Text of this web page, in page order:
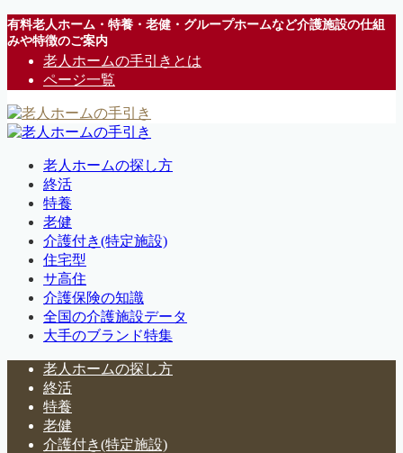
有料老人ホーム・特養・老健・グループホームなど介護施設の仕組
みや特徴のご案内
老人ホームの手引きとは
ページ一覧
老人ホームの探し方
終活
特養
老健
介護付き(特定施設)
住宅型
サ高住
介護保険の知識
全国の介護施設データ
大手のブランド特集
老人ホームの探し方
終活
特養
老健
介護付き(特定施設)